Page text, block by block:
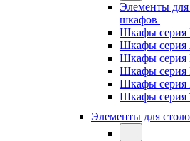
Элементы
шкафов
Шкафы серия
Шкафы
Шкафы
Шкафы
Шкафы
Шкафы серия
Элементы для